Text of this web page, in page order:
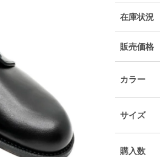
在庫状況
販売価格
カラー
サイズ
購入数